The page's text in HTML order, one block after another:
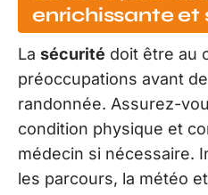
enrichissante et
La sécurité doit être au
préoccupations avant
randonnée. Assurez-
condition physique et
médecin si nécessaire.
les parcours, la météo